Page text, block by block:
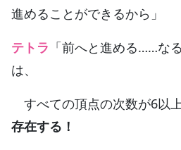
進めることができるから」
テトラ 「前へと進める……な
は、
すべての頂点の次数が6以
存在する！